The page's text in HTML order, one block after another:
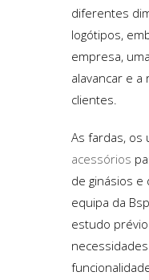
diferentes
logótipos,
empresa,
alavancar e
clientes.
As fardas, os
acessórios
de ginásios e
equipa da
estudo